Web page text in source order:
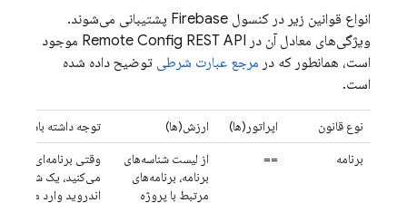
انواع قوانین زیر در کنسول Firebase پشتیبانی می‌شوند.
ویژگی‌های معادل آن در
Remote Config REST API موجود
است، همانطور که در مرجع عبارت شرطی توضیح داده شده
است.
نوع قانون اپراتور(ها) ارزش(ها)
توجه داشته باشید
برنامه
==
از لیست شناسه‌های
برنامه، برنامه‌های
مرتبط با پروژه
می‌کنید، یک شناسه
اندروید وارد